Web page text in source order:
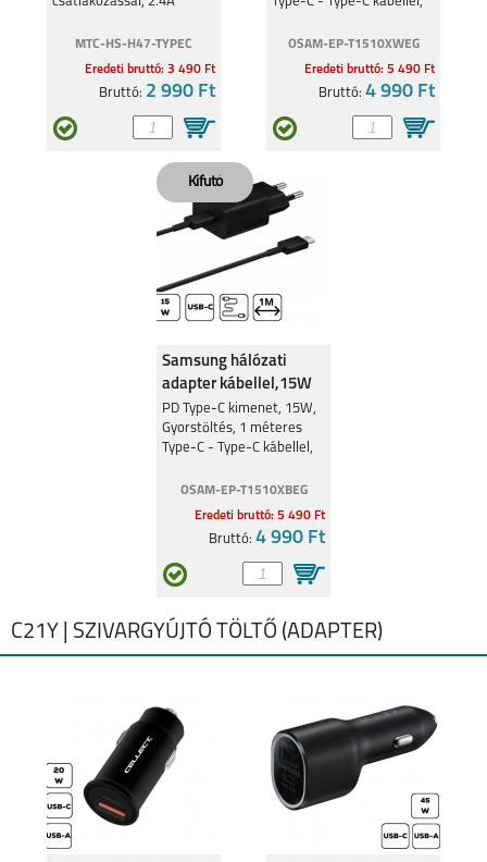
MTC-HS-H47-TYPEC
Eredeti bruttó: 3 490 Ft
Bruttó: 2 990 Ft
OSAM-EP-T1510XWEG
Eredeti bruttó: 5 490 Ft
Bruttó:4 990 Ft
Samsung hálózati
adapter kábellel,15W
Fekete
PD Type-C kimenet, 15W,
Gyorstöltés, 1 méteres
Type-C - Type-C kábellel,
OSAM-EP-T1510XBEG
Eredeti bruttó: 5 490 Ft
Bruttó: 4 990 Ft
C21Y | SZIVARGYÚJTÓ TÖLTŐ (ADAPTER)